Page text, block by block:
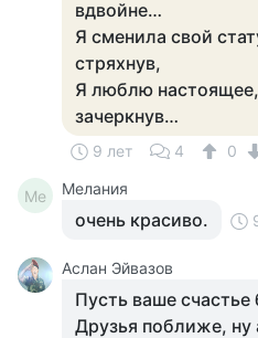
вдвойне…
Я сменила свой
стряхнув,
Я люблю
зачеркнув…
9 лет 4 0
Ме Мелания
очень красиво.
Аслан Эйвазов
Пусть ваше
Друзья поближе, ну